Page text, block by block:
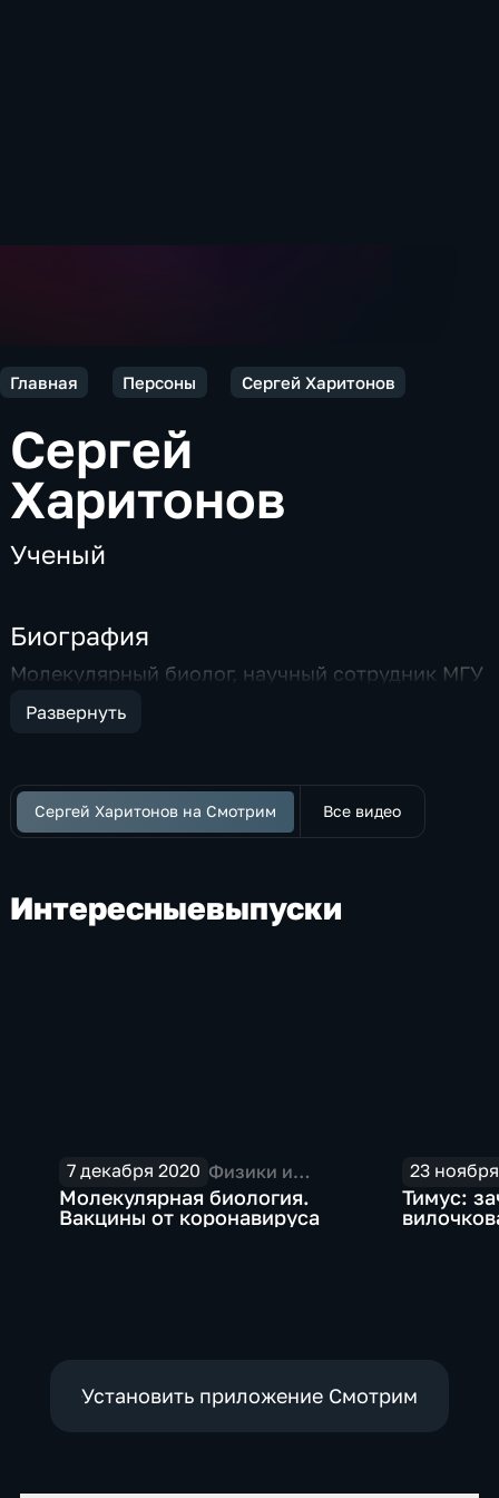
Главная Персоны Сергей Харитонов
Сергей
Харитонов
Ученый
Биография
Молекулярный биолог, научный сотрудник МГУ
Развернуть
Сергей Харитонов на Смотрим Все видео
Интересныевыпуски
7 декабря 2020 Физики и
лирики
Молекулярная биология.
Вакцины от коронавируса
23
Тимус:
Установить приложение Смотрим